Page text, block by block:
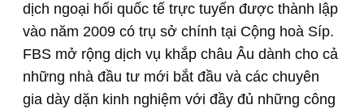
dịch ngoại hối quốc tế trực tuyến được thành lập
vào năm 2009 có trụ sở chính tại Cộng hoà Síp.
FBS mở rộng dịch vụ khắp châu Âu dành cho cả
những nhà đầu tư mới bắt đầu và các chuyên
gia dày dặn kinh nghiệm với đầy đủ những công